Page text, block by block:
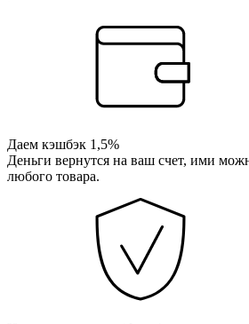
Даем кэшбэк 1,5%
Деньги вернутся на ваш счет, ими
любого товара.